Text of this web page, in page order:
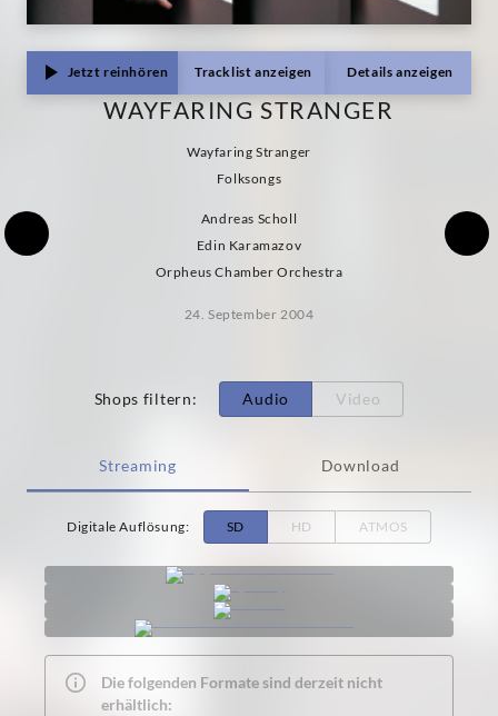
Jetzt reinhören Tracklist anzeigen Details anzeigen
WAYFARING STRANGER
Wayfaring Stranger
Folksongs
Andreas Scholl
Edin Karamazov
Orpheus Chamber Orchestra
24. September 2004
Shops filtern: Audio Video
Streaming Download
Digitale Auflösung: SD HD ATMOS
Die folgenden Formate sind derzeit nicht
erhältlich: